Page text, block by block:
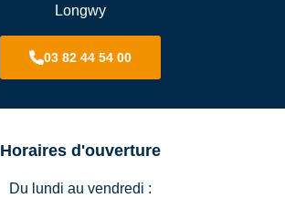
Longwy
03 82 44 54 00
Horaires d'ouverture
Du lundi au vendredi :